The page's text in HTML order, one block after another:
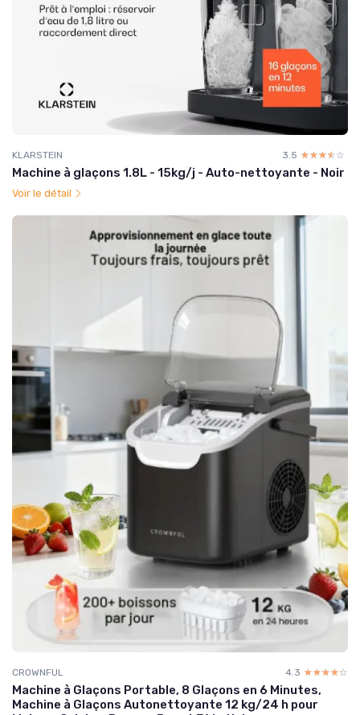
KLARSTEIN 3.5 ☆☆☆☆☆
★★★★★
Machine à glaçons 1.8L - 15kg/j - Auto-nettoyante - Noir
Voir le détail
CROWNFUL 4.3 ☆☆☆☆☆
★★★★★
Machine à Glaçons Portable, 8 Glaçons en 6 Minutes,
Machine à Glaçons Autonettoyante 12 kg/24 h pour